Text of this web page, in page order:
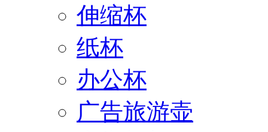
伸缩杯
纸杯
办公杯
广告旅游壶